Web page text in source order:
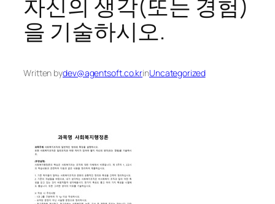
자신의 생각(또는 경험)
을 기술하시오.
Written bydev@agentsoft.co.krinUncategorized